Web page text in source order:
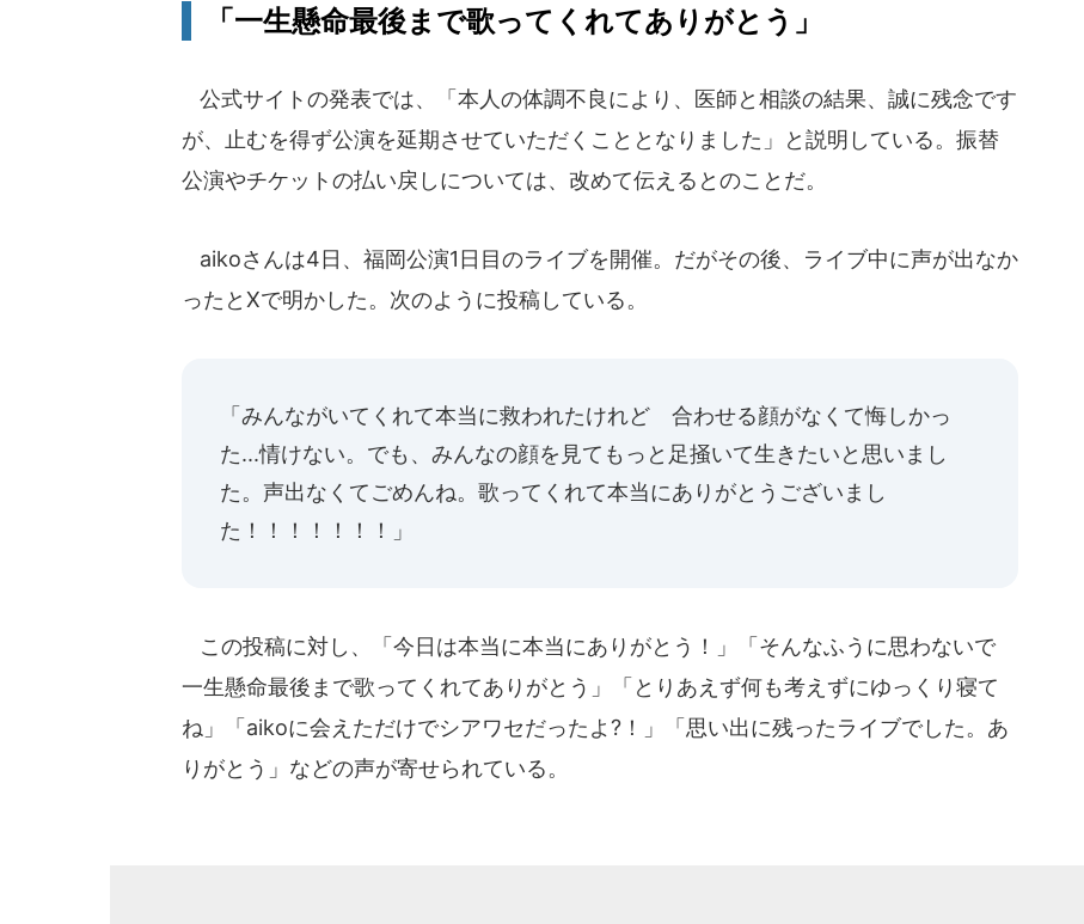
「一生懸命最後まで歌ってくれてありがとう」
公式サイトの発表では、「本人の体調不良により、医師と相談の結果、誠に残念です
が、止むを得ず公演を延期させていただくこととなりました」と説明している。振替
公演やチケットの払い戻しについては、改めて伝えるとのことだ。
aikoさんは4日、福岡公演1日目のライブを開催。だがその後、ライブ中に声が出なか
ったとXで明かした。次のように投稿している。
「みんながいてくれて本当に救われたけれど 合わせる顔がなくて悔しかっ
た...情けない。でも、みんなの顔を見てもっと足掻いて生きたいと思いまし
た。声出なくてごめんね。歌ってくれて本当にありがとうございまし
た！！！！！！！」
この投稿に対し、「今日は本当に本当にありがとう！」「そんなふうに思わないで
一生懸命最後まで歌ってくれてありがとう」「とりあえず何も考えずにゆっくり寝て
ね」「aikoに会えただけでシアワセだったよ?！」「思い出に残ったライブでした。あ
りがとう」などの声が寄せられている。